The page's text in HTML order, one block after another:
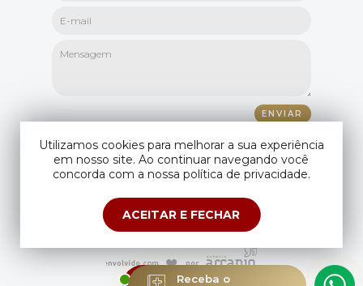
Utilizamos cookies para melhorar a sua experiência
em nosso site. Ao continuar navegando você
concorda com a nossa política de privacidade.
ACEITAR E FECHAR
Copyright © Padre Kleina. Todos os direitos reservados.
Compartilhando seus dados você aceita os
termos de uso
ESTAMOS
Receba o